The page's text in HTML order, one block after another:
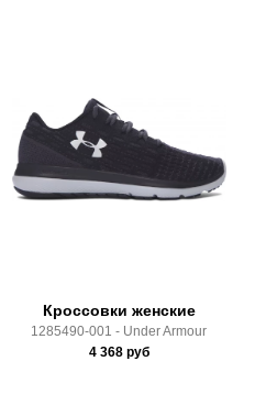
Кроссовки женские
1285490-001 - Under Armour
4 368руб